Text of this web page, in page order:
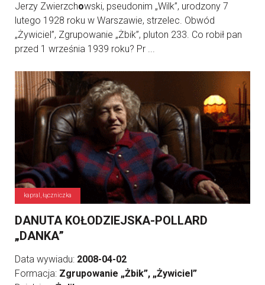
Jerzy Zwierzchowski, pseudonim „Wilk”, urodzony 7
lutego 1928 roku w Warszawie, strzelec. Obwód
„Żywiciel”, Zgrupowanie „Żbik”, pluton 233. Co robił pan
przed 1 września 1939 roku? Pr ...
kapral, łączniczka
DANUTA KOŁODZIEJSKA-POLLARD
„DANKA”
Data wywiadu: 2008-04-02
Formacja: Zgrupowanie „Żbik”, „Żywiciel”